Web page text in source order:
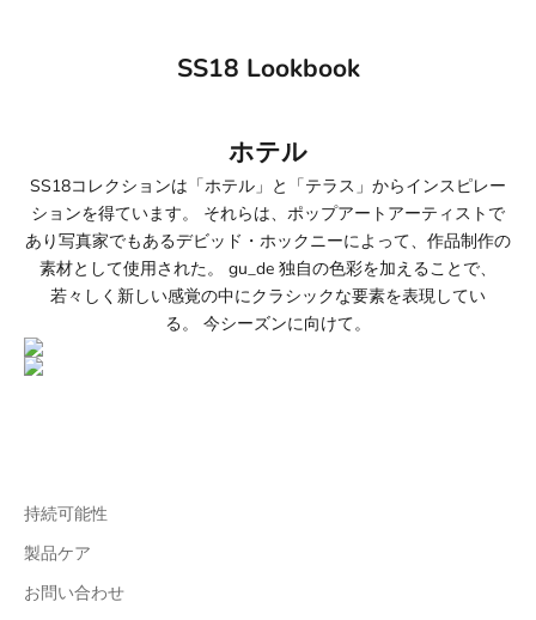
SS18 Lookbook
ホテル
SS18コレクションは「ホテル」と「テラス」からインスピレー
ションを得ています。 それらは、ポップアートアーティストで
あり写真家でもあるデビッド・ホックニーによって、作品制作の
素材として使用された。 gu_de 独自の色彩を加えることで、
若々しく新しい感覚の中にクラシックな要素を表現してい
る。 今シーズンに向けて。
持続可能性
製品ケア
お問い合わせ